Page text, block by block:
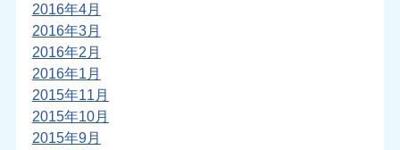
2016年4月
2016年3月
2016年2月
2016年1月
2015年11月
2015年10月
2015年9月